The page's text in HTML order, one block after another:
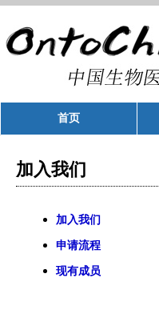
首页
加入我们
加入我们
申请流程
现有成员